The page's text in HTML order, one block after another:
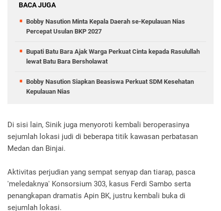
BACA JUGA
Bobby Nasution Minta Kepala Daerah se-Kepulauan Nias
Percepat Usulan BKP 2027
Bupati Batu Bara Ajak Warga Perkuat Cinta kepada Rasulullah
lewat Batu Bara Bersholawat
Bobby Nasution Siapkan Beasiswa Perkuat SDM Kesehatan
Kepulauan Nias
Di sisi lain, Sinik juga menyoroti kembali beroperasinya
sejumlah lokasi judi di beberapa titik kawasan perbatasan
Medan dan Binjai.
Aktivitas perjudian yang sempat senyap dan tiarap, pasca
'meledaknya' Konsorsium 303, kasus Ferdi Sambo serta
penangkapan dramatis Apin BK, justru kembali buka di
sejumlah lokasi.